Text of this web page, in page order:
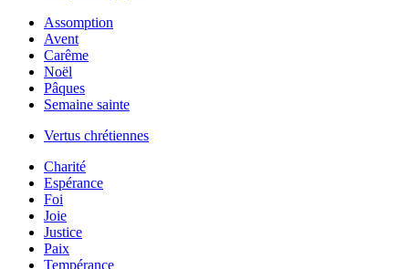
Assomption
Avent
Carême
Noël
Pâques
Semaine sainte
Vertus chrétiennes
Charité
Espérance
Foi
Joie
Justice
Paix
Tempérance